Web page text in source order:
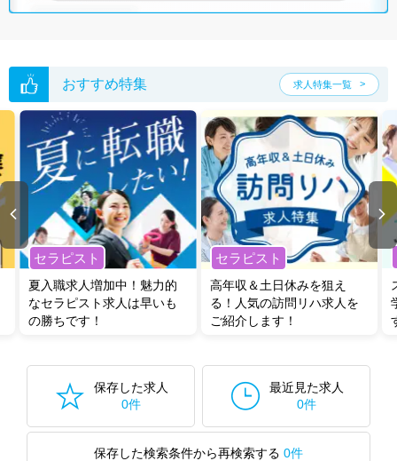
無料転職支援サービスにお申し込みいただくと、ご希望条件をヒアリン
た求人特集
転職支援の他、情報収集や募集状況の確認も、お気軽にご相談くださ
い。
おすすめ特集 求人特集一覧
セラピスト
夏入職求人増加中！魅力的
なセラピスト求人は早いも
の勝ちです！
セラピスト
高年収＆土日休みを狙え
る！人気の訪問リハ求人を
ご紹介します！
保存した求人
0件
最近見た求人
0件
保存した検索条件から再検索する 0件